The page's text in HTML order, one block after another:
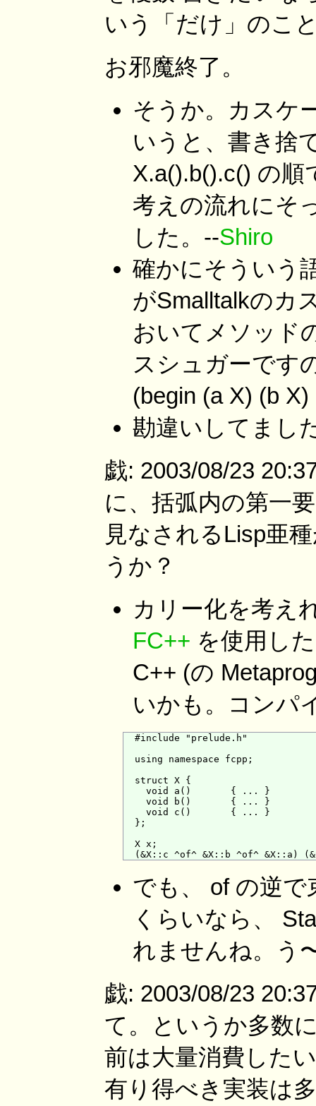
いう「だけ」のこ
お邪魔終了。
そうか。カスケ
いうと、書き捨
X.a().b().c() の順
考えの流れにそ
した。--Shiro
確かにそういう
がSmalltalkのカ
おいてメソッド
スシュガーです
(begin (a X) (b
勘違いしてまし
戯: 2003/08/23
に、括弧内の第一
見なされるLisp亜
うか？
カリー化を考え
FC++ を使用し
C++ (の
いかも。コン
  #include "prelude.h"
  using namespace fcpp;
  struct X {
    void a()       { ... }
    void b()       { ... }
    void c()       { ... }
  };
  X x;
でも、 of の逆
くらいなら、
れませんね。う
戯: 2003/08/23
て。というか多数
前は大量消費した
有り得べき実装は